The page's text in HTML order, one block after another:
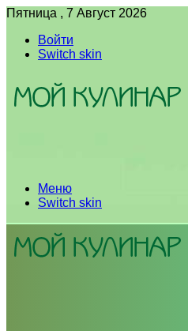
Пятница , 7 Август 2026
Войти
Switch skin
Меню
Switch skin